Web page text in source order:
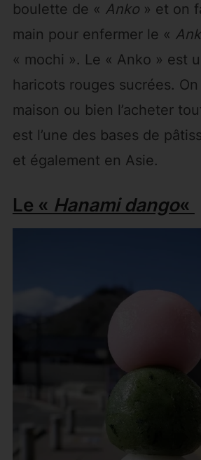
boulette de « Anko» et on
main pour enfermer le «
« mochi ». Le « Anko » est
haricots rouges sucrées.
maison ou bien l’acheter
est l’une des bases de
et également en Asie.
Le « Hanami dango«